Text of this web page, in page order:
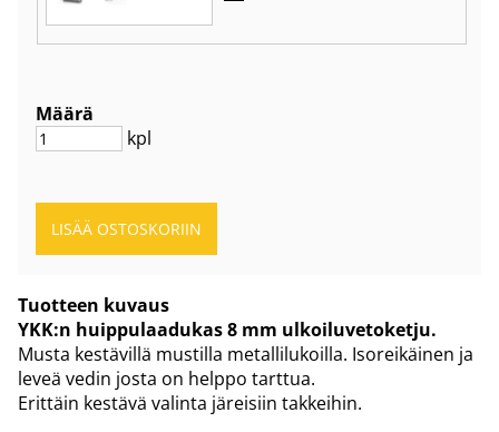
Määrä
kpl
Tuotteen kuvaus
YKK:n huippulaadukas 8 mm ulkoiluvetoketju.
Musta kestävillä mustilla metallilukoilla. Isoreikäinen ja
leveä vedin josta on helppo tarttua.
Erittäin kestävä valinta järeisiin takkeihin.